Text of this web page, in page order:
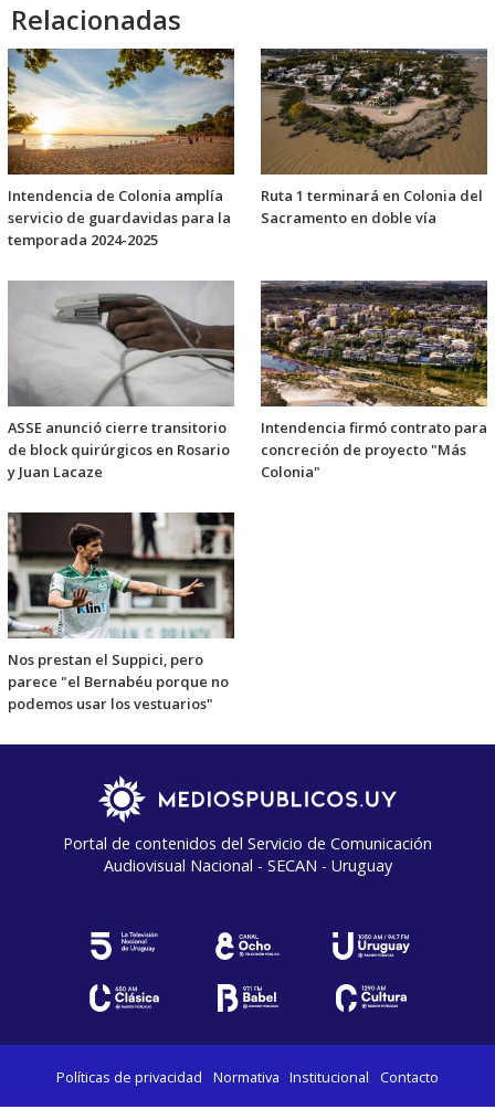
Relacionadas
Intendencia de Colonia amplía
servicio de guardavidas para la
temporada 2024-2025
Ruta 1 terminará en Colonia del
Sacramento en doble vía
ASSE anunció cierre transitorio
de block quirúrgicos en Rosario
y Juan Lacaze
Intendencia firmó contrato para
concreción de proyecto "Más
Colonia"
Nos prestan el Suppici, pero
parece "el Bernabéu porque no
podemos usar los vestuarios"
Portal de contenidos del Servicio de Comunicación
Audiovisual Nacional - SECAN - Uruguay
Políticas de privacidad Normativa Institucional Contacto